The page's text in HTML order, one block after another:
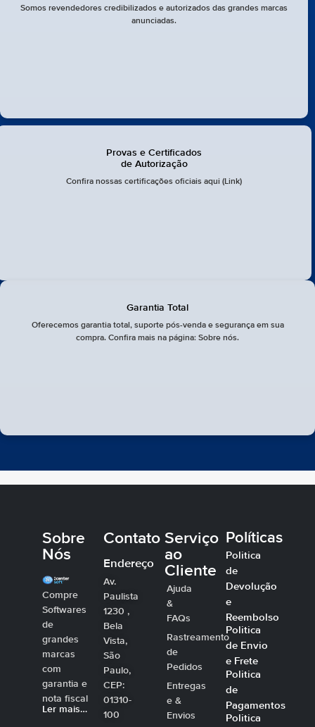
Somos revendedores credibilizados e autorizados das grandes marcas
anunciadas.
Provas e Certificados
de Autorização
Confira nossas certificações oficiais aqui (Link)
Garantia Total
Oferecemos garantia total, suporte pós-venda e segurança em sua
compra. Confira mais na página: Sobre nós.
Sobre
Nós
Compre
Softwares
de
grandes
marcas
com
garantia e
nota fiscal
Ler mais…
Contato
Endereço
Av.
Paulista
1230 ,
Bela
Vista,
São
Paulo,
CEP:
01310-
100
Serviço
ao
Cliente
Ajuda
&
FAQs
Rastreamento
de
Pedidos
Entregas
e &
Envios
Políticas
Politica
de
Devolução
e
Reembolso
Politica
de Envio
e Frete
Politica
de
Pagamentos
Politica